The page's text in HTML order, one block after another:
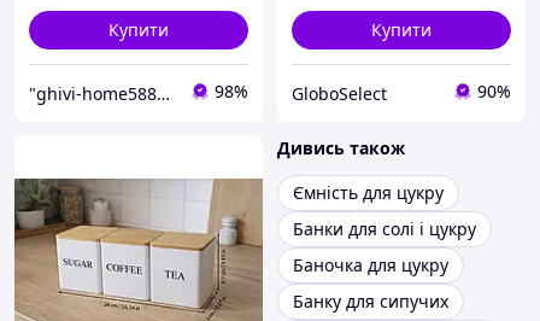
Купити
"ghivi-home588": Товари для дому, перевірені часом! 98%
Купити
GloboSelect 90%
Дивись також
Ємність для цукру
Банки для солі і цукру
Баночка для цукру
Банку для сипучих